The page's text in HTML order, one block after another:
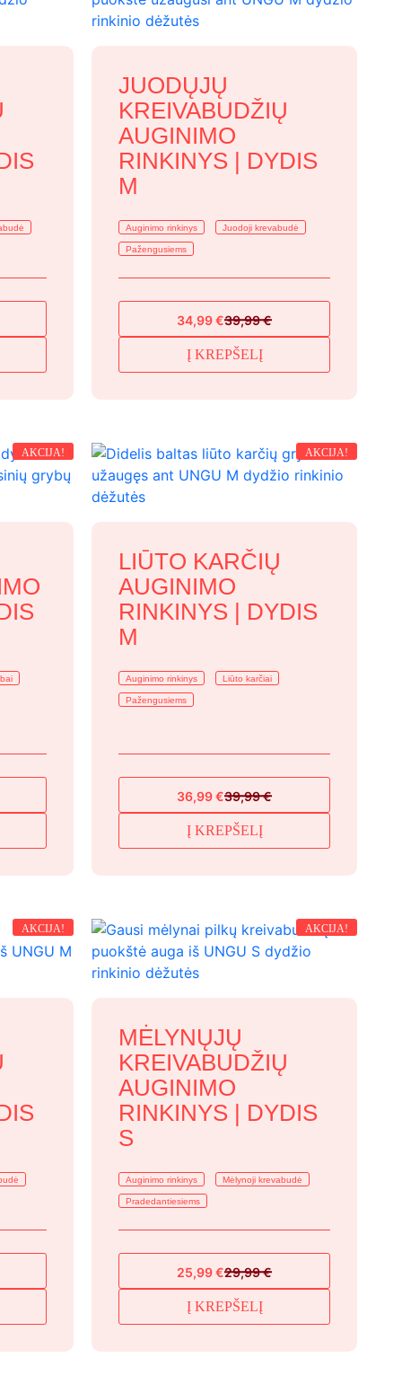
JUODŲJŲ
KREIVABUDŽIŲ
AUGINIMO
RINKINYS | DYDIS
M
Auginimo rinkinys Juodoji krevabudė
Pažengusiems
39,99€
Original
price
was:
34,99€
Current
price
is:
Į KREPŠELĮ
AKCIJA! AKCIJA!
LIŪTO KARČIŲ
AUGINIMO
RINKINYS | DYDIS
M
Auginimo rinkinys Liūto karčiai
Pažengusiems
39,99€
Original
price
was:
36,99€
Current
price
is:
Į KREPŠELĮ
AKCIJA! AKCIJA!
MĖLYNŲJŲ
KREIVABUDŽIŲ
AUGINIMO
RINKINYS | DYDIS
S
Auginimo rinkinys Mėlynoji krevabudė
Pradedantiesiems
29,99€
Original
price
was:
25,99€
Current
price
is:
Į KREPŠELĮ